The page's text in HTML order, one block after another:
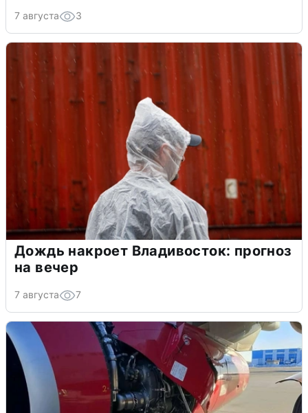
7 августа 3
Дождь накроет Владивосток: прогноз
на вечер
7 августа 7